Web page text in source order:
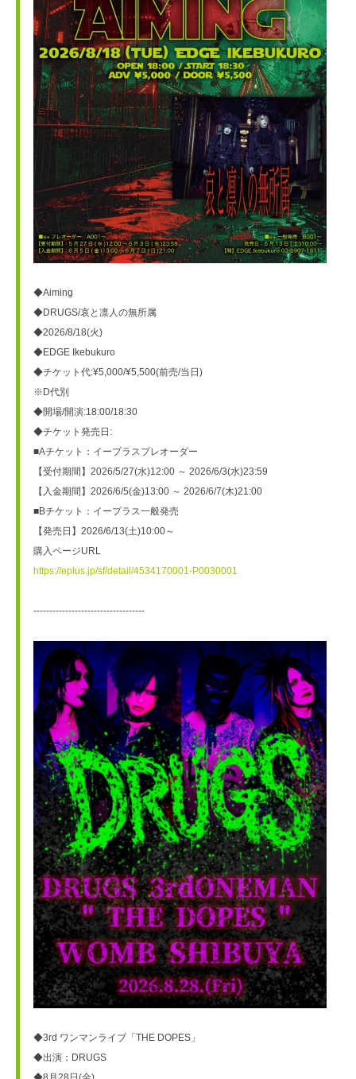
◆Aiming
◆DRUGS/哀と凛人の無所属
◆2026/8/18(火)
◆EDGE Ikebukuro
◆チケット代:¥5,000/¥5,500(前売/当日)
※D代別
◆開場/開演:18:00/18:30
◆チケット発売日:
■Aチケット：イープラスプレオーダー
【受付期間】2026/5/27(水)12:00 ～ 2026/6/3(水)23:59
【入金期間】2026/6/5(金)13:00 ～ 2026/6/7(木)21:00
■Bチケット：イープラス一般発売
【発売日】2026/6/13(土)10:00～
購入ページURL
https://eplus.jp/sf/detail/4534170001-P0030001
-----------------------------------
◆3rd ワンマンライブ「THE DOPES」
◆出演：DRUGS